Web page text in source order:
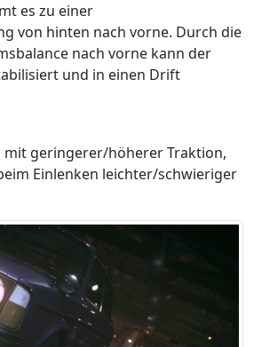
es zu einer
von hinten nach vorne. Durch die
nach vorne kann der
und in einen Drift
mit geringerer/höherer Traktion,
Einlenken leichter/schwieriger